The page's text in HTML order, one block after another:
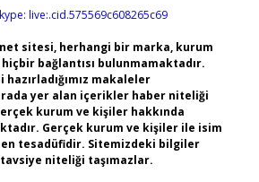
live:.cid.575569c608265c69
sitesi, herhangi bir marka, kurum
bağlantısı bulunmamaktadır.
makaleler
yer alan içerikler haber niteliği
kurum ve kişiler hakkında
Gerçek kurum ve kişiler ile isim
tesadüfidir. Sitemizdeki bilgiler
niteliği taşımazlar.